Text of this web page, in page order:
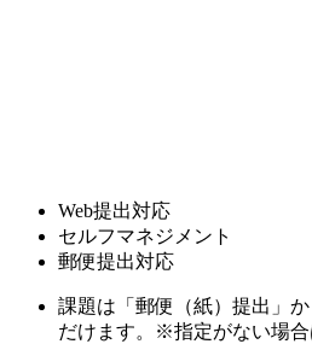
Web提出対応
セルフマネジメント
郵便提出対応
課題は「郵便（紙）提出」
だけます。※指定がない場